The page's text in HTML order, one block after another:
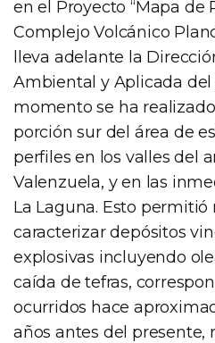
en el Proyecto “Mapa de
Complejo Volcánico
lleva adelante la
Ambiental y Aplicada
momento se ha
porción sur del área de
perfiles en los valles del
Valenzuela, y en las
La Laguna. Esto permitió
caracterizar depósitos
explosivas incluyendo
caída de tefras,
ocurridos hace
años antes del presente,